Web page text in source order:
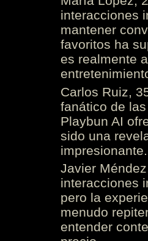
interacciones
mantener
favoritos ha
es realmente
Carlos Ruiz,
fanático de
Playbun AI
sido una
Javier
interacciones
pero la
menudo
entender